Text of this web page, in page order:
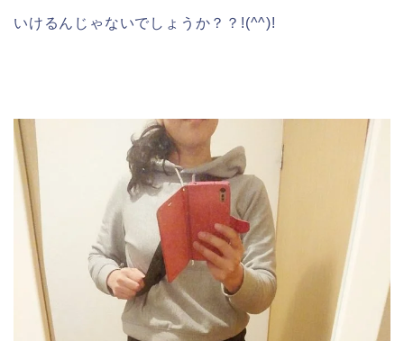
いけるんじゃないでしょうか？？!(^^)!